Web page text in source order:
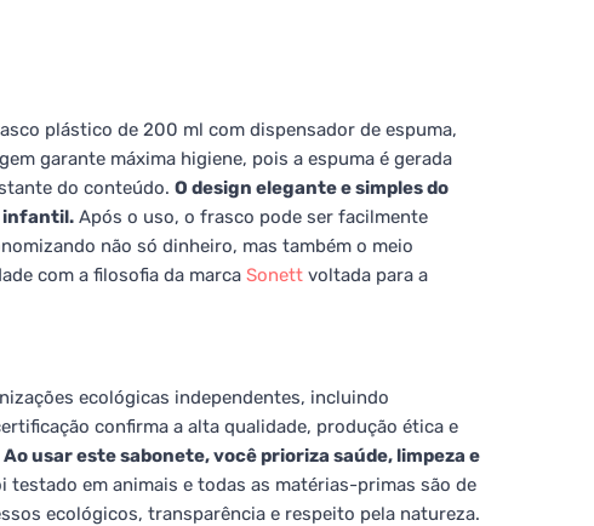
plástico de 200 ml com dispensador de espuma,
garante máxima higiene, pois a espuma é gerada
do conteúdo. O design elegante e simples do
infantil. Após o uso, o frasco pode ser facilmente
não só dinheiro, mas também o meio
com a filosofia da marca Sonett voltada para a
ecológicas independentes, incluindo
confirma a alta qualidade, produção ética e
Ao usar este sabonete, você prioriza saúde, limpeza e
testado em animais e todas as matérias-primas são de
ecológicos, transparência e respeito pela natureza.